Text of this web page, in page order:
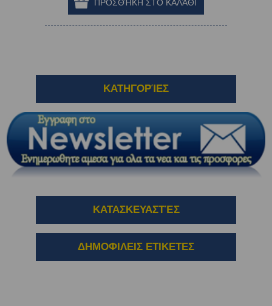
ΚΑΤΗΓΟΡΊΕΣ
ΚΑΤΑΣΚΕΥΑΣΤΈΣ
ΔΗΜΟΦΙΛΕΙΣ ΕΤΙΚΕΤΕΣ